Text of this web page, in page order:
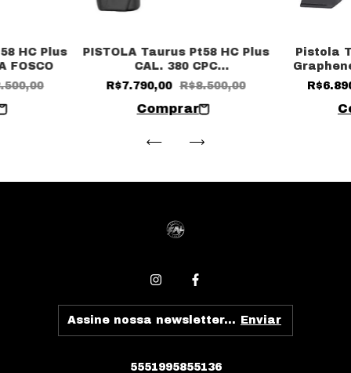
HC Plus
FOSCO
PISTOLA Taurus Pt58 HC Plus
CAL. 380 CPC
TUNGS(Tungstenio)
R$7.790,00 R$8.500,00
Pistola
5551995855136